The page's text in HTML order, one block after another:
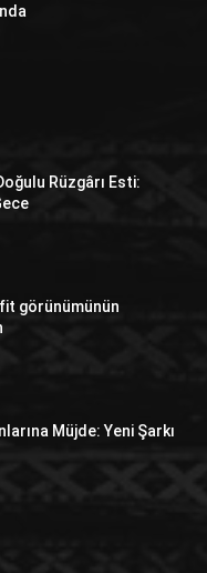
Rüzgârı Esti:
fit görünümünün
Müjde: Yeni Şarkı